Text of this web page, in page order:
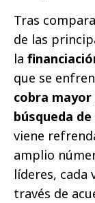
Tras
de las
la
que se
cobra
búsqueda
viene
amplio
líderes, cada
través de